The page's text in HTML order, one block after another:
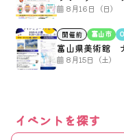
8月16日（日）
開催前 富山市
富山県美術館
8月15日（土）
イベントを探す